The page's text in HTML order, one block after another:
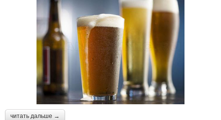
читать дальше →